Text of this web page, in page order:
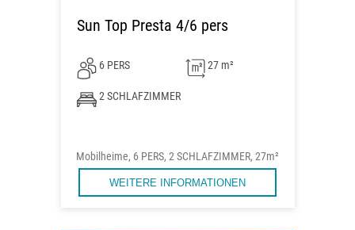
Sun Top Presta 4/6 pers
6 PERS 27 m²
2 SCHLAFZIMMER
Mobilheime, 6 PERS, 2 SCHLAFZIMMER, 27m²
WEITERE INFORMATIONEN